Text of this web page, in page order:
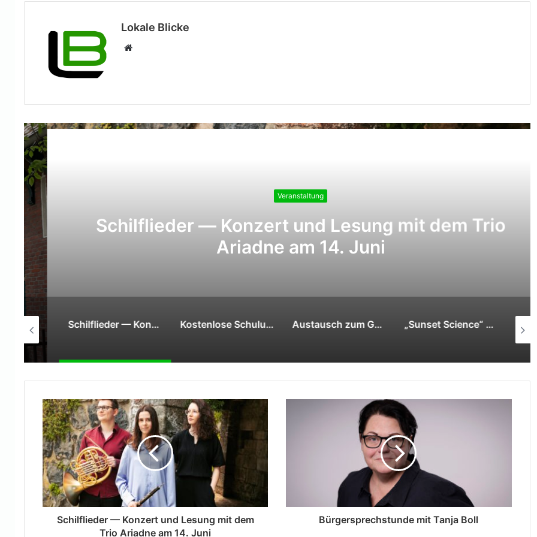
Lokale Blicke
Webseite
Veranstaltung
Schilflieder — Konzert und Lesung mit dem Trio
Ariadne am 14. Juni
Schilflieder — Konzert und Lesung mit dem Trio Ariadne am 14. Juni Kostenlose Schulung für ehrenamtliche Vormünder startet im Frühjahr Austausch zum Gebäudemodernisierungsgesetz: Jan Dieren lädt zum Politischen Bericht aus Berlin „Sunset Science“ der Hochschule Rhein-Waal:
Schilflieder — Konzert und Lesung mit dem
Trio Ariadne am 14. Juni
Bürgersprechstunde mit Tanja Boll